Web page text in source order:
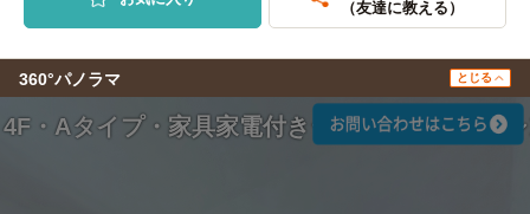
（友達に教える）
360°パノラマ とじる